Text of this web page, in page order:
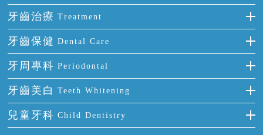
門牙缺失
多顆牙缺失
半口缺失
全口缺失
前牙反頜
牙齒擁擠
牙齒前突
牙齒稀疏
全瓷牙
烤瓷牙
氟斑牙
四環素牙
活動假牙
牙貼面
牙齒治療 Treatment
補牙
智齒
根管治療
拔牙
牙痛
牙齒保健 Dental Care
正確刷牙
全國愛牙日
預防牙病
牙科通識
牙周專科 Periodontal
牙周炎
牙齦出血
牙齦炎
牙齒美白 Teeth Whitening
冷光美白
兒童牙科 Child Dentistry